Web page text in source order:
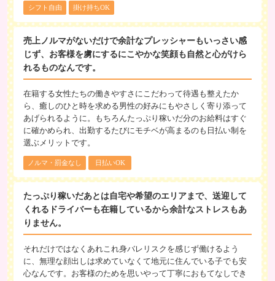
シフト自由 掛け持ちOK
売上ノルマがないだけで余計なプレッシャーもいっさい感
じず、お客様を虜にするにこやかな笑顔も自然と心がけら
れるものなんです。
在籍する女性たちの働きやすさにこだわって待遇も整えたか
ら、癒しのひと時を求める男性の好みにもやさしく寄り添って
あげられるように。もちろんたっぷり稼いだ分のお給料はすぐ
に確かめられ、出勤するたびにモチベが高まるのも日払い制を
選ぶメリットです。
ノルマ・罰金なし 日払いOK
たっぷり稼いだあとは自宅や希望のエリアまで、送迎して
くれるドライバーも在籍しているから余計なストレスもあ
りません。
それだけではなくあれこれ身バレリスクを感じず働けるよう
に、無理な顔出しは求めていなくて地元に住んでいる子でも安
心なんです。お客様のためを思いやって丁寧におもてなしでき